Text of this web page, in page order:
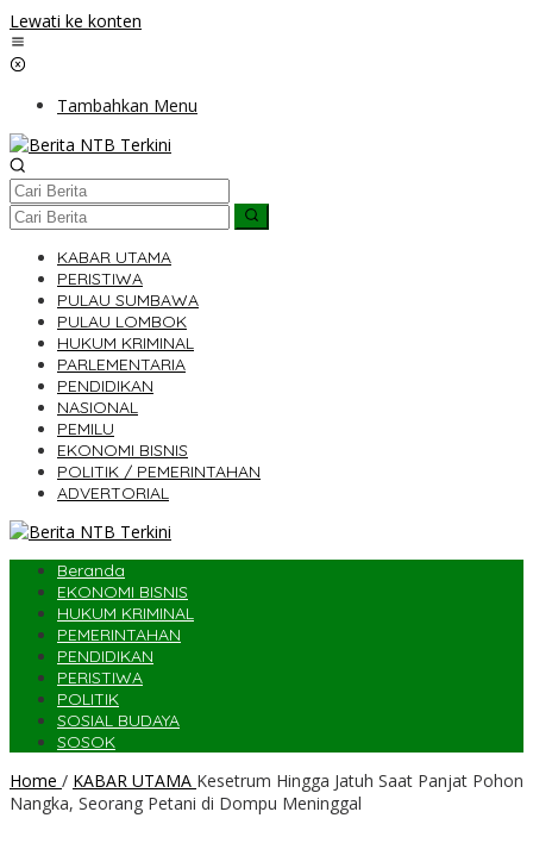
Lewati ke konten
Tambahkan Menu
KABAR UTAMA
PERISTIWA
PULAU SUMBAWA
PULAU LOMBOK
HUKUM KRIMINAL
PARLEMENTARIA
PENDIDIKAN
NASIONAL
PEMILU
EKONOMI BISNIS
POLITIK / PEMERINTAHAN
ADVERTORIAL
Beranda
EKONOMI BISNIS
HUKUM KRIMINAL
PEMERINTAHAN
PENDIDIKAN
PERISTIWA
POLITIK
SOSIAL BUDAYA
SOSOK
Home / KABAR UTAMA Kesetrum Hingga Jatuh Saat Panjat Pohon
Nangka, Seorang Petani di Dompu Meninggal